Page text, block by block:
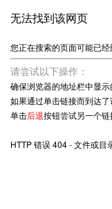
无法找到该网页
您正在搜索的页面可能已经
请尝试以下操作：
确保浏览器的地址栏中显示
如果通过单击链接而到达
单击后退按钮尝试另一个链
HTTP 错误 404 - 文件或目